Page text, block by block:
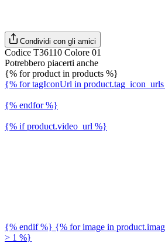
Condividi con gli amici
Codice T36110 Colore 01
Potrebbero piacerti anche
{% for product in products %}
{% for tagIconUrl in
{% endfor %}
{% if product.video_url %}
{% endif %} {% for image in
> 1 %}